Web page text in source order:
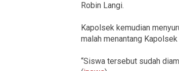
Robin Langi.
Kapolsek kemudian
malah menantang
“Siswa tersebut sudah